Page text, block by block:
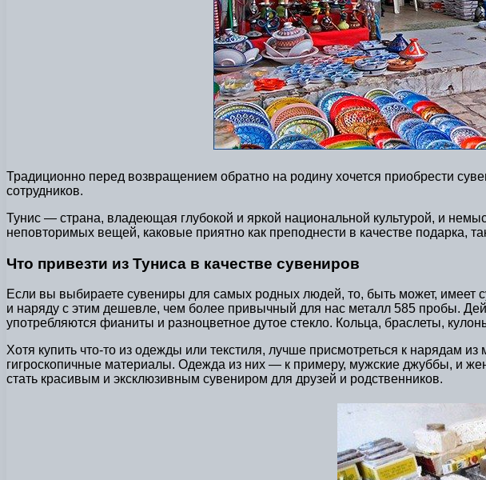
Традиционно перед возвращением обратно на родину хочется приобрести
сотрудников.
Тунис — страна, владеющая глубокой и яркой национальной культурой, и
неповторимых вещей, каковые приятно как преподнести в качестве подарка,
Что привезти из Туниса в качестве сувениров
Если вы выбираете сувениры для самых родных людей, то, быть может, имеет
и наряду с этим дешевле, чем более привычный для нас металл 585 пробы.
употребляются фианиты и разноцветное дутое стекло. Кольца, браслеты,
Хотя купить что-то из одежды или текстиля, лучше присмотреться к нарядам
гигроскопичные материалы. Одежда из них — к примеру, мужские джуббы, и
стать красивым и эксклюзивным сувениром для друзей и родственников.